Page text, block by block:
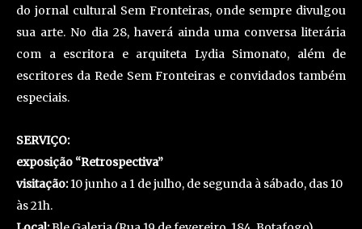
do jornal cultural Sem Fronteiras, onde sempre divulgou
sua arte. No dia 28, haverá ainda uma conversa literária
com a escritora e arquiteta Lydia Simonato, além de
escritores da Rede Sem Fronteiras e convidados também
especiais.
SERVIÇO:
exposição “Retrospectiva”
visitação:10 junho a 1 de julho, de segunda à sábado, das 10
às 21h.